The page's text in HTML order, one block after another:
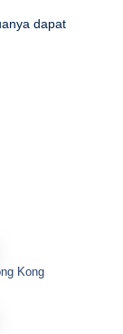
dapat
Kong